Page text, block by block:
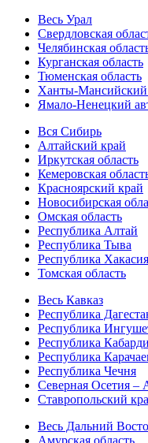
Весь Урал
Свердловская
Челябинская
Курганская область
Тюменская область
Ханты-
Ямало-Ненецкий
Вся Сибирь
Алтайский край
Иркутская область
Кемеровская
Красноярский край
Новосибирская
Омская область
Республика Алтай
Республика Тыва
Республика Хакасия
Томская область
Весь Кавказ
Республика
Республика
Республика
Республика
Республика Чечня
Северная Осетия –
Ставропольский
Весь Дальний
Амурская область